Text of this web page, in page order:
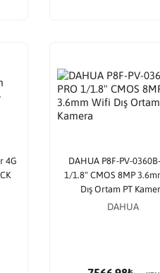
4G
DAHUA P8F-PV-
1/1.8" CMOS 8MP
Dış Ortam PT
DAHUA